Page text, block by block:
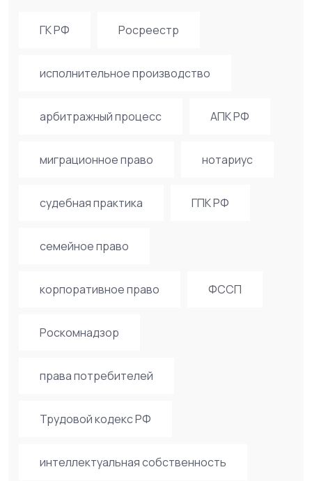
ГК РФ Росреестр
исполнительное производство
арбитражный процесс АПК РФ
миграционное право нотариус
судебная практика ГПК РФ
семейное право
корпоративное право ФССП
Роскомнадзор
права потребителей
Трудовой кодекс РФ
интеллектуальная собственность